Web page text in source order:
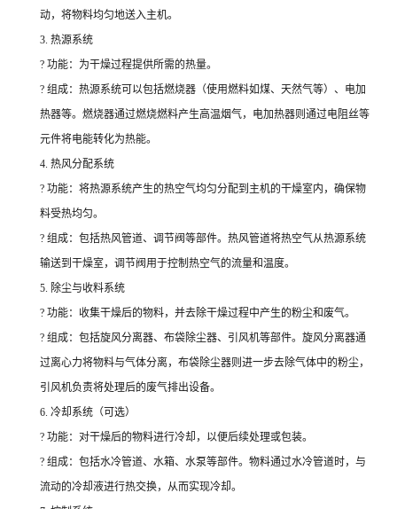
动，将物料均匀地送入主机。
3. 热源系统
? 功能：为干燥过程提供所需的热量。
? 组成：热源系统可以包括燃烧器（使用燃料如煤、天然气等）、电加
热器等。燃烧器通过燃烧燃料产生高温烟气，电加热器则通过电阻丝等
元件将电能转化为热能。
4. 热风分配系统
? 功能：将热源系统产生的热空气均匀分配到主机的干燥室内，确保物
料受热均匀。
? 组成：包括热风管道、调节阀等部件。热风管道将热空气从热源系统
输送到干燥室，调节阀用于控制热空气的流量和温度。
5. 除尘与收料系统
? 功能：收集干燥后的物料，并去除干燥过程中产生的粉尘和废气。
? 组成：包括旋风分离器、布袋除尘器、引风机等部件。旋风分离器通
过离心力将物料与气体分离，布袋除尘器则进一步去除气体中的粉尘，
引风机负责将处理后的废气排出设备。
6. 冷却系统（可选）
? 功能：对干燥后的物料进行冷却，以便后续处理或包装。
? 组成：包括水冷管道、水箱、水泵等部件。物料通过水冷管道时，与
流动的冷却液进行热交换，从而实现冷却。